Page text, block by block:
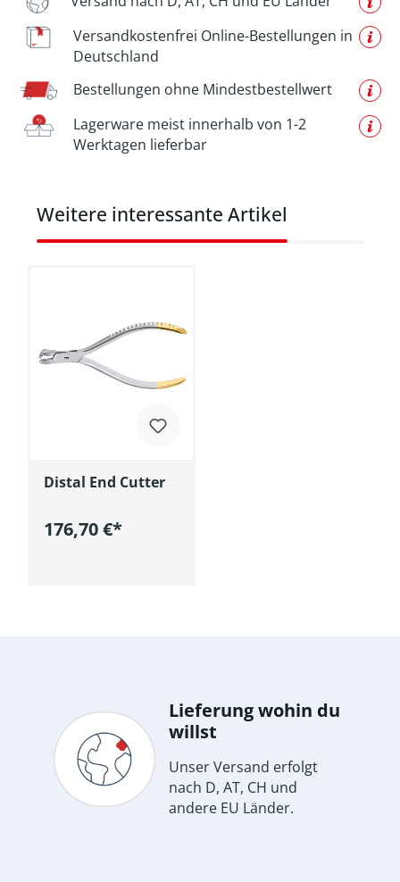
Versandkostenfrei Online-Bestellungen in
Deutschland
Bestellungen ohne Mindestbestellwert
Lagerware meist innerhalb von 1-2
Werktagen lieferbar
Produktgalerie überspringen
Weitere interessante Artikel
Distal End Cutter
176,70 €*
Lieferung wohin du
willst
Unser Versand erfolgt
nach D, AT, CH und
andere EU Länder.